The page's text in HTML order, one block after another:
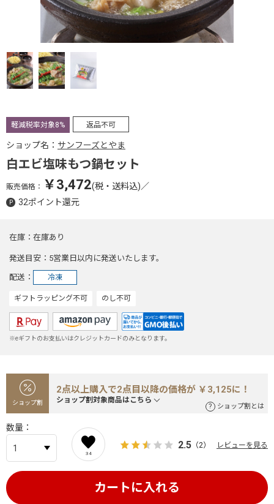
軽減税率対象8% 返品不可
ショップ名： サンフーズとやま
白エビ塩味もつ鍋セット
販売価格： ￥3,472(税・送料込)／
32ポイント還元
在庫 在庫あり
発送目安 5営業日以内に発送いたします。
配送 冷凍
ギフトラッピング不可 のし不可
※eギフトのお支払いはクレジットカードのみとなります。
ショップ割
2点以上購入で2点目以降の価格が ￥3,125に！
ショップ割対象商品はこちら
ショップ割とは
数量
34
2.5 （2） レビューを見る
カートに入れる